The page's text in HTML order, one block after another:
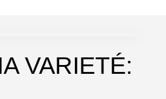
VARIETÉ: